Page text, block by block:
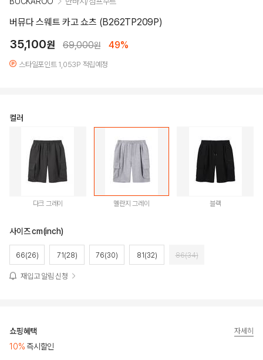
버뮤다 스웨트 카고 쇼츠 (B262TP209P)
35,100원 69,000원 49%
스타일포인트 1,053P 적립예정
컬러
다크 그레이 멜란지 그레이 블랙
사이즈 cm(inch)
66(26) 71(28) 76(30) 81(32) 86(34)
재입고 알림 신청
쇼핑혜택
10% 즉시할인
자세히